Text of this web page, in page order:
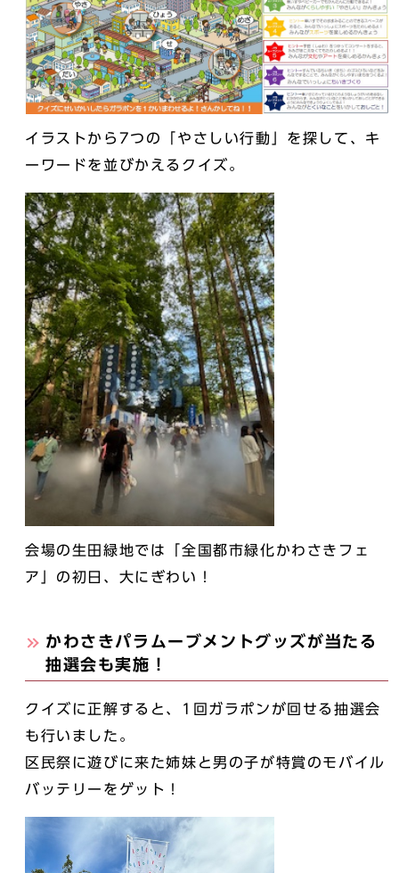
イラストから7つの「やさしい行動」を探して、キ
ーワードを並びかえるクイズ。
会場の生田緑地では「全国都市緑化かわさきフェ
ア」の初日、大にぎわい！
かわさきパラムーブメントグッズが当たる
抽選会も実施！
クイズに正解すると、1回ガラポンが回せる抽選会
も行いました。
区民祭に遊びに来た姉妹と男の子が特賞のモバイル
バッテリーをゲット！